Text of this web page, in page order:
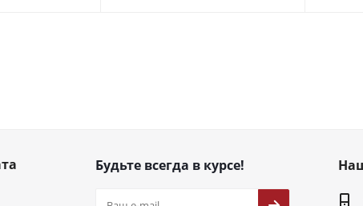
Будьте всегда в курсе!